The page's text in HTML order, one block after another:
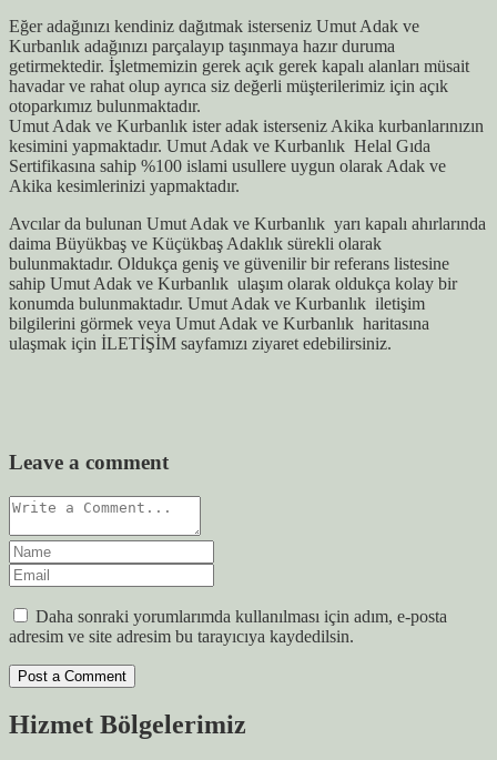
Eğer adağınızı kendiniz dağıtmak isterseniz Umut Adak ve
Kurbanlık adağınızı parçalayıp taşınmaya hazır duruma
getirmektedir. İşletmemizin gerek açık gerek kapalı alanları müsait
havadar ve rahat olup ayrıca siz değerli müşterilerimiz için açık
otoparkımız bulunmaktadır.
Umut Adak ve Kurbanlık ister adak isterseniz Akika kurbanlarınızın
kesimini yapmaktadır. Umut Adak ve Kurbanlık Helal Gıda
Sertifikasına sahip %100 islami usullere uygun olarak Adak ve
Akika kesimlerinizi yapmaktadır.
Avcılar da bulunan Umut Adak ve Kurbanlık yarı kapalı ahırlarında
daima Büyükbaş ve Küçükbaş Adaklık sürekli olarak
bulunmaktadır. Oldukça geniş ve güvenilir bir referans listesine
sahip Umut Adak ve Kurbanlık ulaşım olarak oldukça kolay bir
konumda bulunmaktadır. Umut Adak ve Kurbanlık iletişim
bilgilerini görmek veya Umut Adak ve Kurbanlık haritasına
ulaşmak için İLETİŞİM sayfamızı ziyaret edebilirsiniz.
Leave a comment
Daha sonraki yorumlarımda kullanılması için adım, e-posta
adresim ve site adresim bu tarayıcıya kaydedilsin.
Hizmet Bölgelerimiz